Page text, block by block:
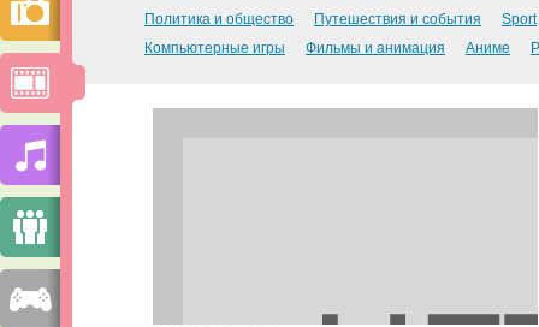
Политика и общество
Путешествия и события
Sport
Компьютерные игры
Фильмы и анимация Аниме